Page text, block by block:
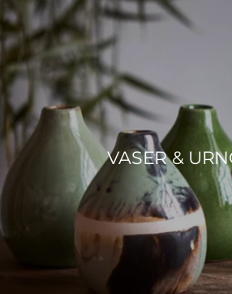
VASER &